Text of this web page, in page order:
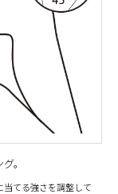
。
てる強さを調整して